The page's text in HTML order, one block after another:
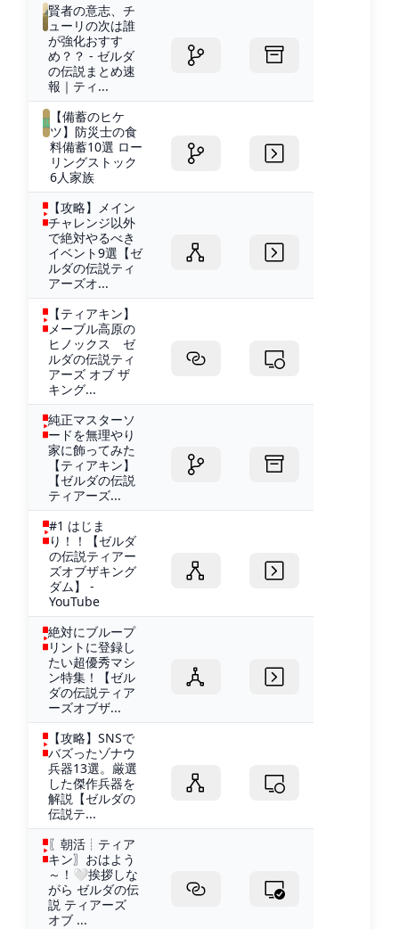
賢者の意志、チ
ューリの次は誰
が強化おすす
め？？ - ゼルダ
の伝説まとめ速
報｜ティ...
【備蓄のヒケ
ツ】防災士の食
料備蓄10選 ロー
リングストック
6人家族
【攻略】メイン
チャレンジ以外
で絶対やるべき
イベント9選【ゼ
ルダの伝説ティ
アーズオ...
【ティアキン】
メーブル高原の
ヒノックス ゼ
ルダの伝説ティ
アーズ オブ ザ
キング...
純正マスターソ
ードを無理やり
家に飾ってみた
【ティアキン】
【ゼルダの伝説
ティアーズ...
#1 はじま
り！！【ゼルダ
の伝説ティアー
ズオブザキング
ダム】 -
YouTube
絶対にブループ
リントに登録し
たい超優秀マシ
ン特集！【ゼル
ダの伝説ティア
ーズオブザ...
【攻略】SNSで
バズったゾナウ
兵器13選。厳選
した傑作兵器を
解説【ゼルダの
伝説テ...
〖朝活┊ティア
キン〗おはよう
～！🤍挨拶しな
がら ゼルダの伝
説 ティアーズ
オブ ...